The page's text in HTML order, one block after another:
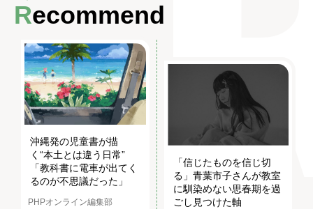
Recommend
沖縄発の児童書が描
く“本土とは違う日常”
「教科書に電車が出てく
るのが不思議だった」
PHPオンライン編集部
「信じたものを信じ切
る」青葉市子さんが教室
に馴染めない思春期を過
ごし見つけた軸